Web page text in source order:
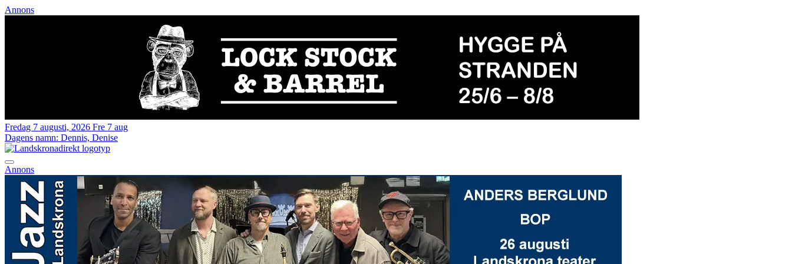
Annons
Fredag 7 augusti, 2026 Fre 7 aug
Dagens namn: Dennis, Denise
Annons